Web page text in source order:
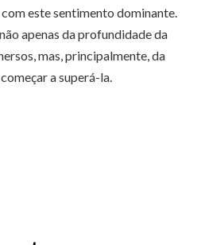
este sentimento dominante.
apenas da profundidade da
mas, principalmente, da
a superá-la.